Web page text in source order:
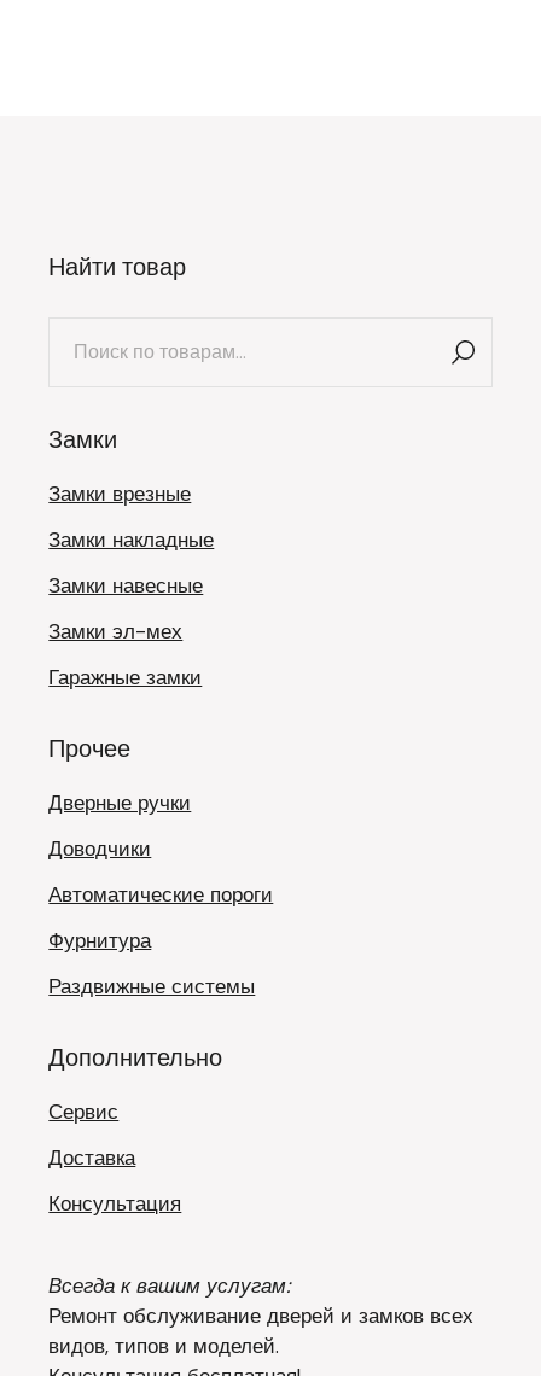
Найти товар
Замки
Замки врезные
Замки накладные
Замки навесные
Замки эл-мех
Гаражные замки
Прочее
Дверные ручки
Доводчики
Автоматические пороги
Фурнитура
Раздвижные системы
Дополнительно
Сервис
Доставка
Консультация
Всегда к вашим услугам:
Ремонт обслуживание дверей и замков всех
видов, типов и моделей.